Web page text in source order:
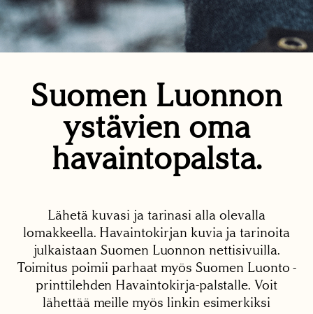
Suomen Luonnon
ystävien oma
havaintopalsta.
Lähetä kuvasi ja tarinasi alla olevalla
lomakkeella. Havaintokirjan kuvia ja tarinoita
julkaistaan Suomen Luonnon nettisivuilla.
Toimitus poimii parhaat myös Suomen Luonto -
printtilehden Havaintokirja-palstalle. Voit
lähettää meille myös linkin esimerkiksi